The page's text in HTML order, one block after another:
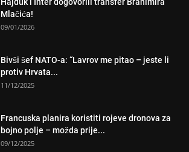
Mlačića!
09/01/2026
Bivši šef NATO-a: “Lavrov me pitao – jeste li
protiv Hrvata...
11/12/2025
Francuska planira koristiti rojeve dronova za
bojno polje – možda prije...
09/12/2025